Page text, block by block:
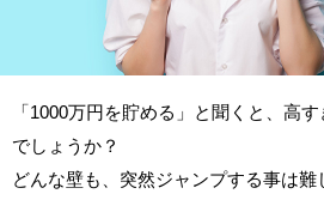
「1000万円を貯める」と聞くと、高
でしょうか？
どんな壁も、突然ジャンプする事は